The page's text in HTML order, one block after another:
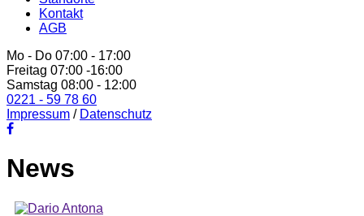
Kontakt
AGB
Mo - Do 07:00 - 17:00
Freitag 07:00 -16:00
Samstag 08:00 - 12:00
0221 - 59 78 60
Impressum / Datenschutz
News